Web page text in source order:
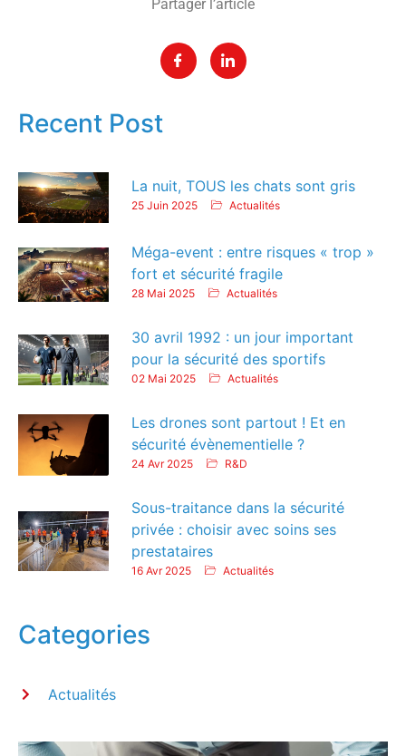
Partager l’article
Recent Post
La nuit, TOUS les chats sont gris
25 Juin 2025 Actualités
Méga-event : entre risques « trop »
fort et sécurité fragile
28 Mai 2025 Actualités
30 avril 1992 : un jour important
pour la sécurité des sportifs
02 Mai 2025 Actualités
Les drones sont partout ! Et en
sécurité évènementielle ?
24 Avr 2025 R&D
Sous-traitance dans la sécurité
privée : choisir avec soins ses
prestataires
16 Avr 2025 Actualités
Categories
Actualités